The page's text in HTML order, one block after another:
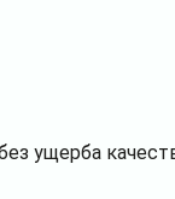
ущерба